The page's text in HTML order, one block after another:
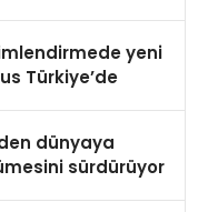
yeni
Türkiye’de
dünyaya
sürdürüyor